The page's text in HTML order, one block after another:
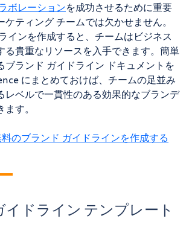
ボレーションを成功させるために重要
ティング チームでは欠かせません。
インを作成すると、チームはビジネス
る貴重なリソースを入手できます。簡単
ブランド ガイドライン ドキュメントを
にまとめておけば、チームの足並み
レベルで一貫性のある効果的なブランデ
す。
のブランド ガイドラインを作成する
イドライン テンプレート